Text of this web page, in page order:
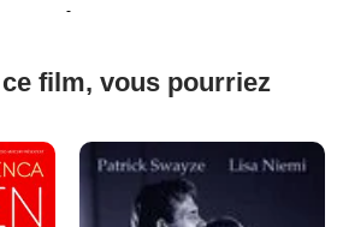
-
film, vous pourriez